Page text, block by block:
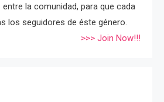
la comunidad, para que cada
los seguidores de éste género.
>>> Join Now!!!